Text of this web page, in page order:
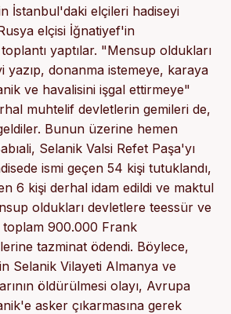
İstanbul'daki elçileri hadiseyi
elçisi İğnatiyef'in
yaptılar. "Mensup oldukları
yazıp, donanma istemeye, karaya
ve havalisini işgal ettirme­ye"
muhtelif devletlerin gemileri de,
Bunun üzerine hemen
Selanik Valsi Refet Paşa'yı
ismi geçen 54 kişi tutuklandı,
6 kişi der­hal idam edildi ve maktul
oldukları devletlere teessür ve
900.000 Frank
tazminat ödendi. Böy­lece,
Selanik Vilayeti Almanya ve
öl­dürülmesi olayı, Avrupa
asker çıkarmasına gerek